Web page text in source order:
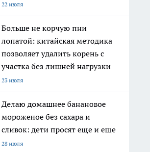
22 июля
Больше не корчую пни
лопатой: китайская методика
позволяет удалить корень с
участка без лишней нагрузки
23 июля
Делаю домашнее банановое
мороженое без сахара и
сливок: дети просят еще и еще
28 июля